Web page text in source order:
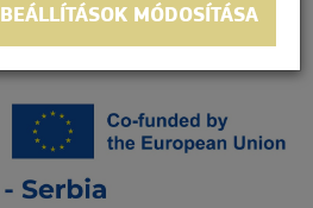
BEÁLLÍTÁSOK MÓDOSÍTÁSA